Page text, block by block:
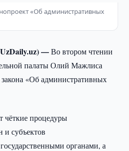
«Об административных
—Во втором чтении
палаты Олий Мажлиса
закона «Об административных
чёткие процедуры
и субъектов
органами, а